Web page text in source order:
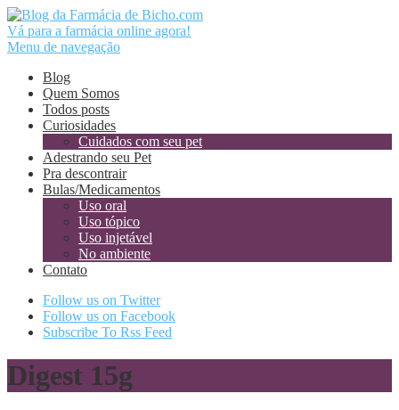
Vá para a farmácia online agora!
Menu de navegação
Blog
Quem Somos
Todos posts
Curiosidades
Cuidados com seu pet
Adestrando seu Pet
Pra descontrair
Bulas/Medicamentos
Uso oral
Uso tópico
Uso injetável
No ambiente
Contato
Follow us on Twitter
Follow us on Facebook
Subscribe To Rss Feed
Digest 15g